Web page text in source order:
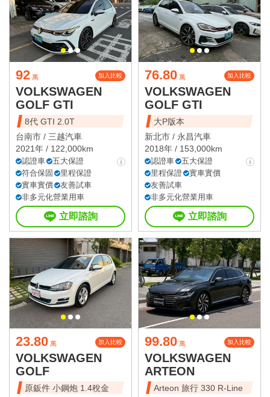
92 萬 加入比較
VOLKSWAGEN
GOLF GTI
8代 GTI 2.0T
台南市 / 三越汽車
2021年 / 122,000km
認證車
五大保證
符合保固
里程保證
實車實價
友善試車
非多元化營業用車
立即諮詢
76.80 萬 加入比較
VOLKSWAGEN
GOLF GTI
大P版本
新北市 / 永昌汽車
2018年 / 153,000km
認證車
五大保證
里程保證
實車實價
友善試車
非多元化營業用車
立即諮詢
23.80 萬 加入比較
VOLKSWAGEN
GOLF
原鈑件 小鋼炮 1.4稅金
99.80 萬 加入比較
VOLKSWAGEN
ARTEON
Arteon 旅行 330 R-Line